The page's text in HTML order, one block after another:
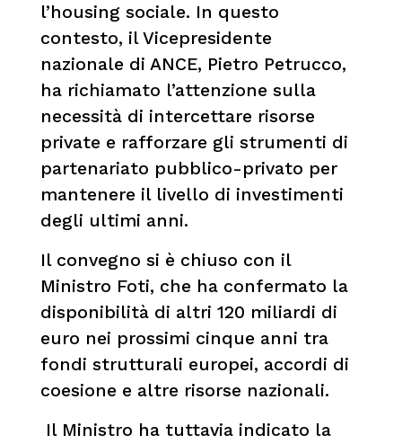
l’housing sociale. In questo
contesto, il Vicepresidente
nazionale di ANCE, Pietro Petrucco,
ha richiamato l’attenzione sulla
necessità di intercettare risorse
private e rafforzare gli strumenti di
partenariato pubblico-privato per
mantenere il livello di investimenti
degli ultimi anni.
Il convegno si è chiuso con il
Ministro Foti, che ha confermato la
disponibilità di altri 120 miliardi di
euro nei prossimi cinque anni tra
fondi strutturali europei, accordi di
coesione e altre risorse nazionali.
Il Ministro ha tuttavia indicato la